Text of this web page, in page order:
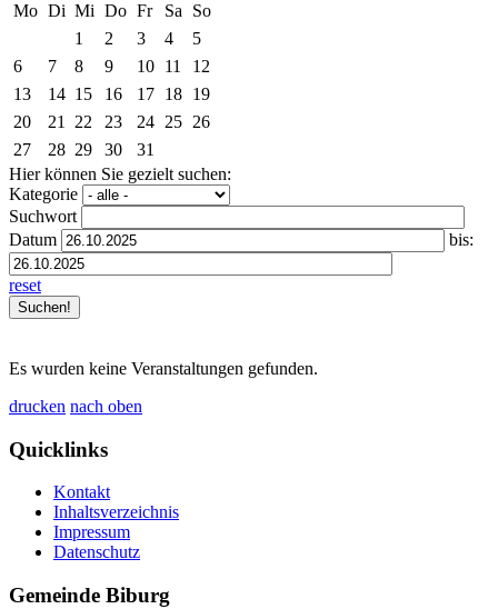
Mo Di Mi Do Fr Sa
So
1
2 3 4
5
6
7 8 9 10 11
12
13
14 15 16 17 18 19
20
21 22 23 24 25 26
27
28 29 30
31
Hier können Sie gezielt suchen:
Kategorie
Suchwort
Datum
bis:
reset
Es wurden keine Veranstaltungen gefunden.
drucken nach oben
Quicklinks
Kontakt
Inhaltsverzeichnis
Impressum
Datenschutz
Gemeinde Biburg